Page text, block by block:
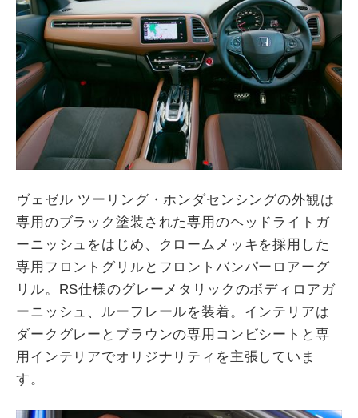
ヴェゼル ツーリング・ホンダセンシングの外観は
専用のブラック塗装された専用のヘッドライトガ
ーニッシュをはじめ、クロームメッキを採用した
専用フロントグリルとフロントバンパーロアーグ
リル。RS仕様のグレーメタリックのボディロアガ
ーニッシュ、ルーフレールを装着。インテリアは
ダークグレーとブラウンの専用コンビシートと専
用インテリアでオリジナリティを主張していま
す。